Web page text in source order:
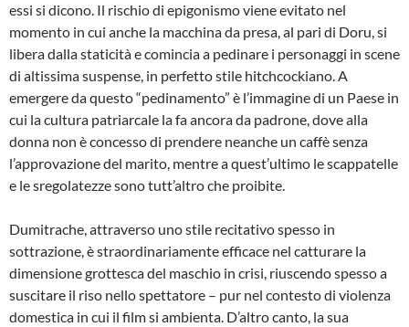
essi si dicono. Il rischio di epigonismo viene evitato nel
momento in cui anche la macchina da presa, al pari di Doru, si
libera dalla staticità e comincia a pedinare i personaggi in scene
di altissima suspense, in perfetto stile hitchcockiano. A
emergere da questo “pedinamento” è l’immagine di un Paese in
cui la cultura patriarcale la fa ancora da padrone, dove alla
donna non è concesso di prendere neanche un caffè senza
l’approvazione del marito, mentre a quest’ultimo le scappatelle
e le sregolatezze sono tutt’altro che proibite.
Dumitrache, attraverso uno stile recitativo spesso in
sottrazione, è straordinariamente efficace nel catturare la
dimensione grottesca del maschio in crisi, riuscendo spesso a
suscitare il riso nello spettatore – pur nel contesto di violenza
domestica in cui il film si ambienta. D’altro canto, la sua